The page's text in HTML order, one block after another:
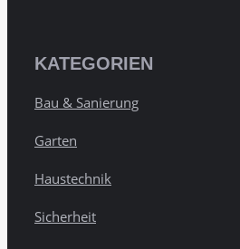
KATEGORIEN
Bau & Sanierung
Garten
Haustechnik
Sicherheit